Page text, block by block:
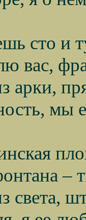
сто и
вас,
арки,
мы
света,